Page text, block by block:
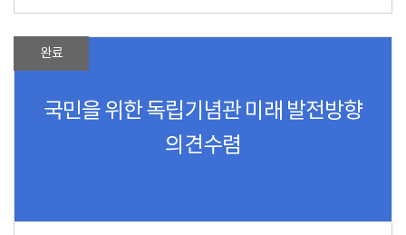
완료
국민을 위한 독립기념관 미래 발전방향
의견수렴